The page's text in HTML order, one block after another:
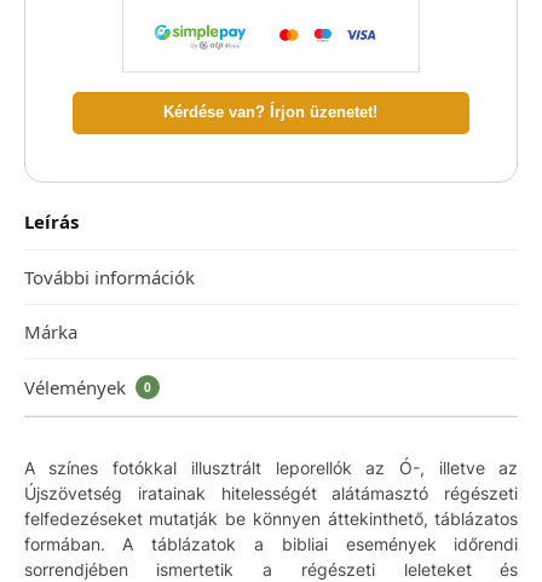
Kérdése van? Írjon üzenetet!
Leírás
További információk
Márka
Vélemények 0
A színes fotókkal illusztrált leporellók az Ó-, illetve az
Újszövetség iratainak hitelességét alátámasztó régészeti
felfedezéseket mutatják be könnyen áttekinthető, táblázatos
formában. A táblázatok a bibliai események időrendi
sorrendjében ismertetik a régészeti leleteket és